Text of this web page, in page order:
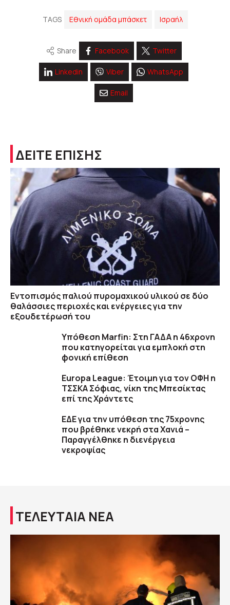
TAGS Εθνική ομάδα μπάσκετ Ισραήλ
Share Facebook Twitter
Linkedin Viber WhatsApp
Email
ΔΕΙΤΕ ΕΠΙΣΗΣ
Εντοπισμός παλιού πυρομαχικού υλικού σε δύο
θαλάσσιες περιοχές και ενέργειες για την
εξουδετέρωσή του
Υπόθεση Marfin: Στη ΓΑΔΑ η 46χρονη
που κατηγορείται για εμπλοκή στη
φονική επίθεση
Europa League: Έτοιμη για τον ΟΦΗ η
ΤΣΣΚΑ Σόφιας, νίκη της Μπεσίκτας
επί της Χράντετς
ΕΔΕ για την υπόθεση της 75χρονης
που βρέθηκε νεκρή στα Χανιά –
Παραγγέλθηκε η διενέργεια
νεκροψίας
ΤΕΛΕΥΤΑΙΑ ΝΕΑ